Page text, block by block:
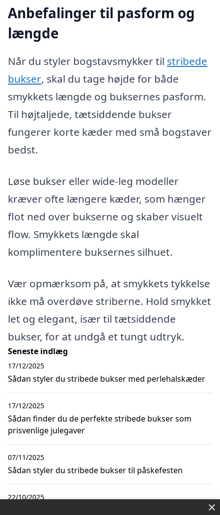
Anbefalinger til pasform og
længde
Når du styler bogstavsmykker til stribede
bukser, skal du tage højde for både
smykkets længde og buksernes pasform.
Til højtaljede, tætsiddende bukser
fungerer korte kæder med små bogstaver
bedst.
Løse bukser eller wide-leg modeller
kræver ofte længere kæder, som hænger
flot ned over bukserne og skaber visuelt
flow. Smykkets længde skal
komplimentere buksernes silhuet.
Vær opmærksom på, at smykkets tykkelse
ikke må overdøve striberne. Hold smykket
let og elegant, især til tætsiddende
bukser, for at undgå et tungt udtryk.
Seneste indlæg
Sådan styler du stribede bukser med perlehalskæder
17/12/2025
Sådan finder du de perfekte stribede bukser som
prisvenlige julegaver
17/12/2025
Sådan styler du stribede bukser til påskefesten
07/11/2025
22/10/2025
×